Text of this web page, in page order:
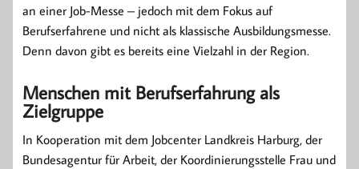
an einer Job-Messe – jedoch mit dem Fokus auf
Berufserfahrene und nicht als klassische Ausbildungsmesse.
Denn davon gibt es bereits eine Vielzahl in der Region.
Menschen mit Berufserfahrung als
Zielgruppe
In Kooperation mit dem Jobcenter Landkreis Harburg, der
Bundesagentur für Arbeit, der Koordinierungsstelle Frau und